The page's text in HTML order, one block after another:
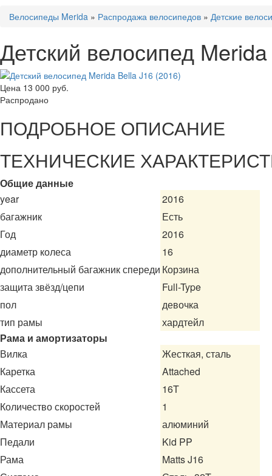
Велосипеды Merida » Распродажа велосипедов » Детские
Детский велосипед
Цена 13 000 руб.
Распродано
ПОДРОБНОЕ ОПИСАНИЕ
ТЕХНИЧЕСКИЕ
Общие данные
year
2016
багажник
Есть
Год
2016
диаметр колеса
16
дополнительный багажник спереди Корзина
защита звёзд/цепи
Full-Type
пол
девочка
тип рамы
хардтейл
Рама и амортизаторы
Вилка
Жесткая, сталь
Каретка
Attached
Кассета
16T
Количество скоростей
1
Материал рамы
алюминий
Педали
Kid PP
Рама
Matts J16